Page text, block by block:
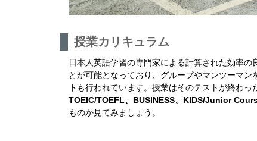
授業カリキュラム
日本人英語学習の専門家による計算された効率
とが可能となっており、グループやマンツーマ
ト も行われています。授業はそのテストが終わっ
TOEIC/TOEFL、BUSINESS、KIDS/Junior
ものか見てみましょう。